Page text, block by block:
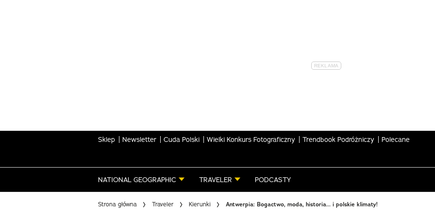
Sklep Newsletter Cuda Polski Wielki Konkurs Fotograficzny Trendbook Podróżniczy Polecane
NATIONAL GEOGRAPHIC TRAVELER PODCASTY
Strona główna Traveler Kierunki Antwerpia: Bogactwo, moda, historia... i polskie klimaty!